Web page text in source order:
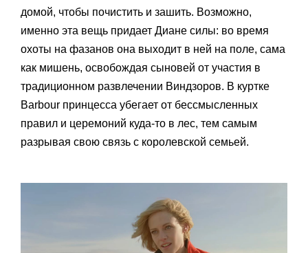
домой, чтобы почистить и зашить. Возможно,
именно эта вещь придает Диане силы: во время
охоты на фазанов она выходит в ней на поле, сама
как мишень, освобождая сыновей от участия в
традиционном развлечении Виндзоров. В куртке
Barbour принцесса убегает от бессмысленных
правил и церемоний куда-то в лес, тем самым
разрывая свою связь с королевской семьей.